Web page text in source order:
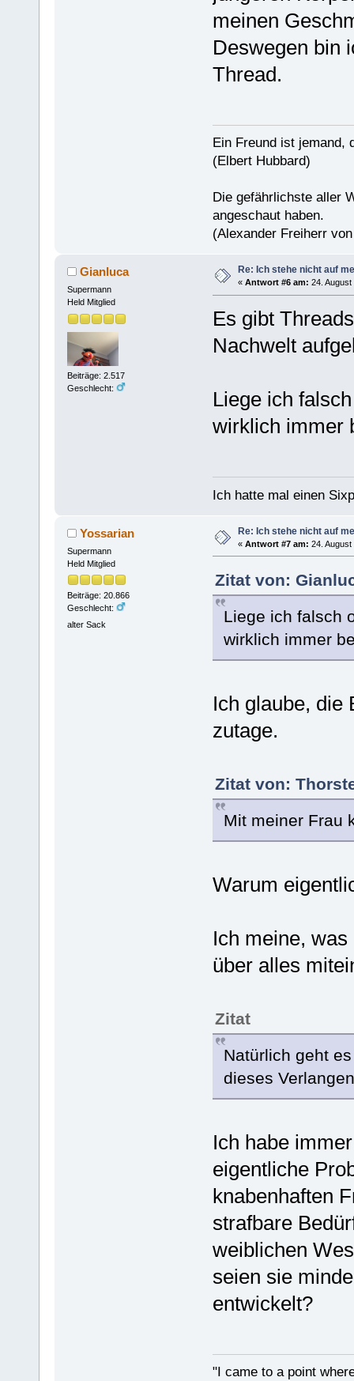
meinen
Deswegen bin
Thread.
Ein Freund ist jemand,
(Elbert Hubbard)
Die gefährlichste aller
angeschaut haben.
(Alexander Freiherr
Gianluca
Supermann
Held Mitglied
Beiträge: 2.517
Geschlecht:
Re: Ich stehe nicht auf
« Antwort #6 am: 24.
Es gibt
Nachwelt
Liege ich
wirklich immer
Ich hatte mal einen
Yossarian
Supermann
Held Mitglied
Beiträge: 20.866
Geschlecht:
alter Sack
Re: Ich stehe nicht auf
« Antwort #7 am: 24.
Zitat von:
Liege ich falsch
wirklich immer
Ich glaube, die
zutage.
Zitat von:
Mit meiner Frau
Warum
Ich meine,
über alles
Zitat
Natürlich geht
dieses
Ich habe
eigentliche
knabenhaften
strafbare
weiblichen
seien sie
entwickelt?
"I came to a point